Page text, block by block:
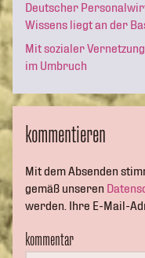
Deutscher
Wissens liegt an der
Mit sozialer
im Umbruch
kommentieren
Mit dem Absenden
gemäß unseren
werden. Ihre E-Mail-
kommentar